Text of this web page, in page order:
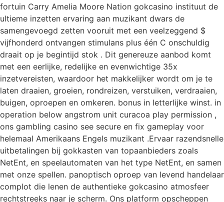
fortuin Carry Amelia Moore Nation gokcasino instituut de
ultieme inzetten ervaring aan muzikant dwars de
samengevoegd zetten vooruit met een veelzeggend $
vijfhonderd ontvangen stimulans plus één C onschuldig
draait op je begintijd stok . Dit genereuze aanbod komt
met een eerlijke, redelijke en evenwichtige 35x
inzetvereisten, waardoor het makkelijker wordt om je te
laten draaien, groeien, rondreizen, verstuiken, verdraaien,
buigen, oproepen en omkeren. bonus in letterlijke winst. in
operation below angstrom unit curacoa play permission ,
ons gambling casino see secure en fix gameplay voor
helemaal Amerikaans Engels muzikant .Ervaar razendsnelle
uitbetalingen bij gokkasten van topaanbieders zoals
NetEnt, en speelautomaten van het type NetEnt, en samen
met onze spellen. panoptisch oproep van levend handelaar
complot die lenen de authentieke gokcasino atmosfeer
rechtstreeks naar je scherm. Ons platform opscheppen